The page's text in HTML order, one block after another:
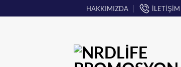
atla
HAKKIMIZDA İLETİŞİM